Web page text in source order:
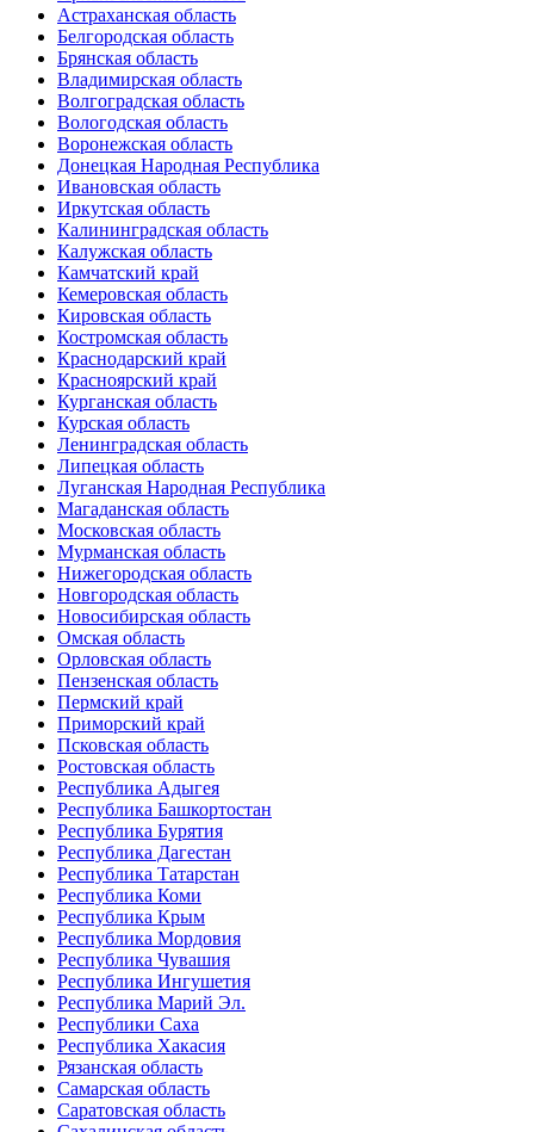
Астраханская область
Белгородская область
Брянская область
Владимирская область
Волгоградская область
Вологодская область
Воронежская область
Донецкая Народная Республика
Ивановская область
Иркутская область
Калининградская область
Калужская область
Камчатский край
Кемеровская область
Кировская область
Костромская область
Краснодарский край
Красноярский край
Курганская область
Курская область
Ленинградская область
Липецкая область
Луганская Народная Республика
Магаданская область
Московская область
Мурманская область
Нижегородская область
Новгородская область
Новосибирская область
Омская область
Орловская область
Пензенская область
Пермский край
Приморский край
Псковская область
Ростовская область
Республика Адыгея
Республика Башкортостан
Республика Бурятия
Республика Дагестан
Республика Татарстан
Республика Коми
Республика Крым
Республика Мордовия
Республика Чувашия
Республика Ингушетия
Республика Марий Эл.
Республики Саха
Республика Хакасия
Рязанская область
Самарская область
Саратовская область